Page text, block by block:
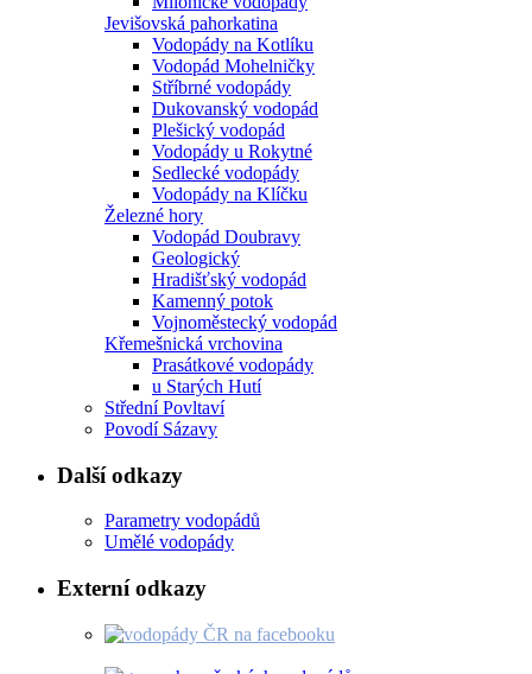
Jevišovská pahorkatina
Vodopády na Kotlíku
Vodopád Mohelničky
Stříbrné vodopády
Dukovanský vodopád
Plešický vodopád
Vodopády u Rokytné
Sedlecké vodopády
Vodopády na Klíčku
Železné hory
Vodopád Doubravy
Geologický
Hradišťský vodopád
Kamenný potok
Vojnoměstecký vodopád
Křemešnická vrchovina
Prasátkové vodopády
u Starých Hutí
Střední Povltaví
Povodí Sázavy
Další odkazy
Parametry vodopádů
Umělé vodopády
Externí odkazy